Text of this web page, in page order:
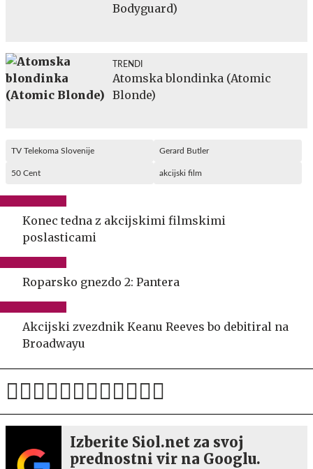
Bodyguard)
TRENDI
Atomska blondinka (Atomic
Blonde)
TV Telekoma Slovenije Gerard Butler
50 Cent akcijski film
Konec tedna z akcijskimi filmskimi
poslasticami
Roparsko gnezdo 2: Pantera
Akcijski zvezdnik Keanu Reeves bo debitiral na
Broadwayu
Izberite Siol.net za svoj
prednostni vir na Googlu.